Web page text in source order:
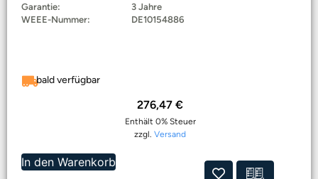
Garantie:
3 Jahre
WEEE-Nummer:
DE10154886
bald verfügbar
276,47 €
Enthält 0% Steuer
zzgl. Versand
In den Warenkorb